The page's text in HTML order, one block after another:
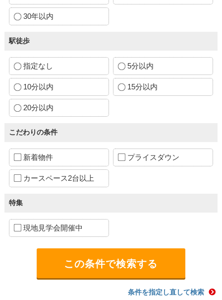
30年以内
駅徒歩
指定なし 5分以内
10分以内 15分以内
20分以内
こだわりの条件
新着物件 プライスダウン
カースペース2台以上
特集
現地見学会開催中
条件を指定し直して検索